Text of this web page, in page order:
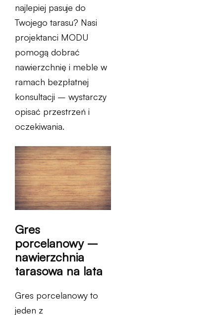
najlepiej pasuje do
Twojego tarasu? Nasi
projektanci MODU
pomogą dobrać
nawierzchnię i meble w
ramach bezpłatnej
konsultacji – wystarczy
opisać przestrzeń i
oczekiwania.
Gres
porcelanowy –
nawierzchnia
tarasowa na lata
Gres porcelanowy to
jeden z